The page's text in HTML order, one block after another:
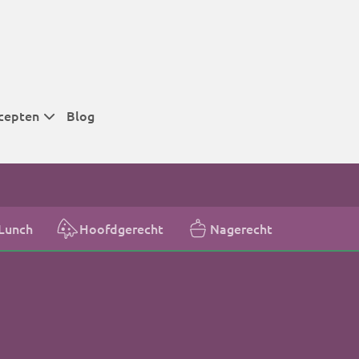
tijden
tijden
Blog
Hoofdgerecht Nagerecht